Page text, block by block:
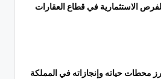
الاستثمارية في قطاع العقارات
محطات حياته وإنجازاته في المملكة